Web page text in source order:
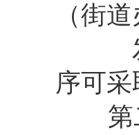
（街
序可